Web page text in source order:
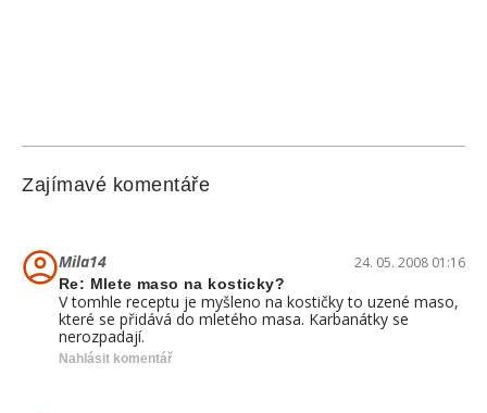
Zajímavé komentáře
Mila14 24. 05. 2008 01:16
Re: Mlete maso na kosticky?
V tomhle receptu je myšleno na kostičky to uzené maso,
které se přidává do mletého masa. Karbanátky se
nerozpadají.
Nahlásit komentář